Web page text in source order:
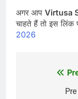
अगर आप Virtusa
चाहते हैं तो इस
2026